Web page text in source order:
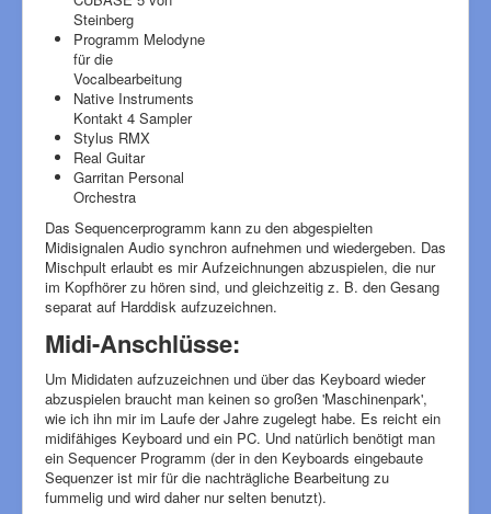
Steinberg
Programm Melodyne
für die
Vocalbearbeitung
Native Instruments
Kontakt 4 Sampler
Stylus RMX
Real Guitar
Garritan Personal
Orchestra
Das Sequencerprogramm kann zu den abgespielten
Midisignalen Audio synchron aufnehmen und wiedergeben. Das
Mischpult erlaubt es mir Aufzeichnungen abzuspielen, die nur
im Kopfhörer zu hören sind, und gleichzeitig z. B. den Gesang
separat auf Harddisk aufzuzeichnen.
Midi-Anschlüsse:
Um Mididaten aufzuzeichnen und über das Keyboard wieder
abzuspielen braucht man keinen so großen 'Maschinenpark',
wie ich ihn mir im Laufe der Jahre zugelegt habe. Es reicht ein
midifähiges Keyboard und ein PC. Und natürlich benötigt man
ein Sequencer Programm (der in den Keyboards eingebaute
Sequenzer ist mir für die nachträgliche Bearbeitung zu
fummelig und wird daher nur selten benutzt).